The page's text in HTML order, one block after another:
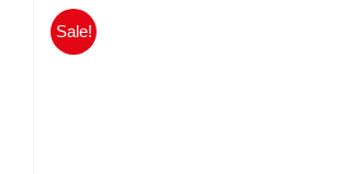
Sale!